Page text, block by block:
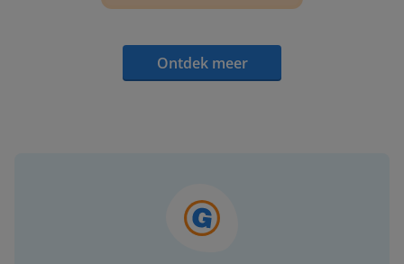
Ontdek meer